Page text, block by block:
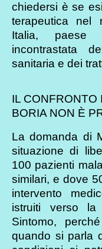
chiedersi è se
terapeutica nel
Italia, paese
incontrastata
sanitaria e dei
IL CONFRONTO
BORIA NON È
La domanda di
situazione di
100 pazienti
similari, e dove
intervento
istruiti verso
Sintomo,
quando si parla